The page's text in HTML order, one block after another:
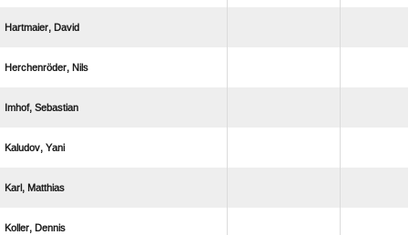
 
 
 
 
 
 